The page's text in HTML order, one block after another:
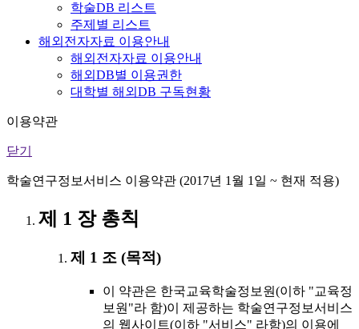
학술DB 리스트
주제별 리스트
해외전자자료 이용안내
해외전자자료 이용안내
해외DB별 이용권한
대학별 해외DB 구독현황
이용약관
닫기
학술연구정보서비스 이용약관 (2017년 1월 1일 ~ 현재 적용)
제 1 장 총칙
제 1 조 (목적)
이 약관은 한국교육학술정보원(이하 "교육정
보원"라 함)이 제공하는 학술연구정보서비스
의 웹사이트(이하 "서비스" 라함)의 이용에